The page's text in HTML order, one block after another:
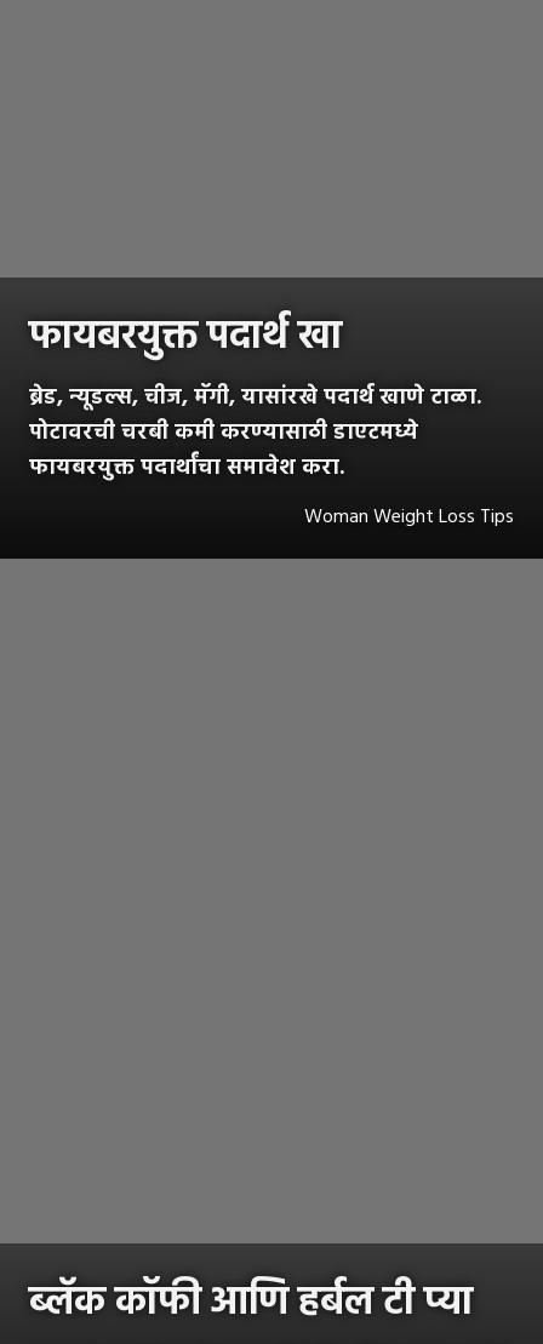
फायबरयुक्त पदार्थ खा
ब्रेड, न्यूडल्स, चीज, मॅगी, यासांरखे पदार्थ खाणे टाळा.
पोटावरची चरबी कमी करण्यासाठी डाएटमध्ये
फायबरयुक्त पदार्थांचा समावेश करा.
Woman Weight Loss Tips
ब्लॅक कॉफी आणि हर्बल टी प्या